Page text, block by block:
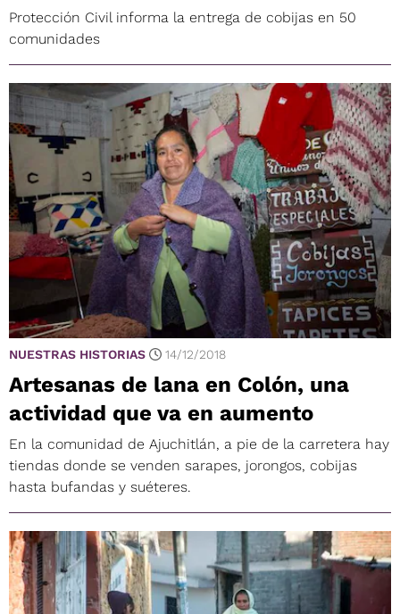
Protección Civil informa la entrega de cobijas en 50
comunidades
NUESTRAS HISTORIAS 14/12/2018
Artesanas de lana en Colón, una
actividad que va en aumento
En la comunidad de Ajuchitlán, a pie de la carretera hay
tiendas donde se venden sarapes, jorongos, cobijas
hasta bufandas y suéteres.